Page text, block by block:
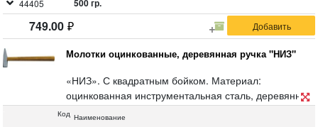
44405 500 гр.
749.00
Молотки оцинкованные, деревянная ручка "НИЗ"
«НИЗ». С квадратным бойком. Материал:
оцинкованная инструментальная сталь, деревянная
ручка.
Код Наименование